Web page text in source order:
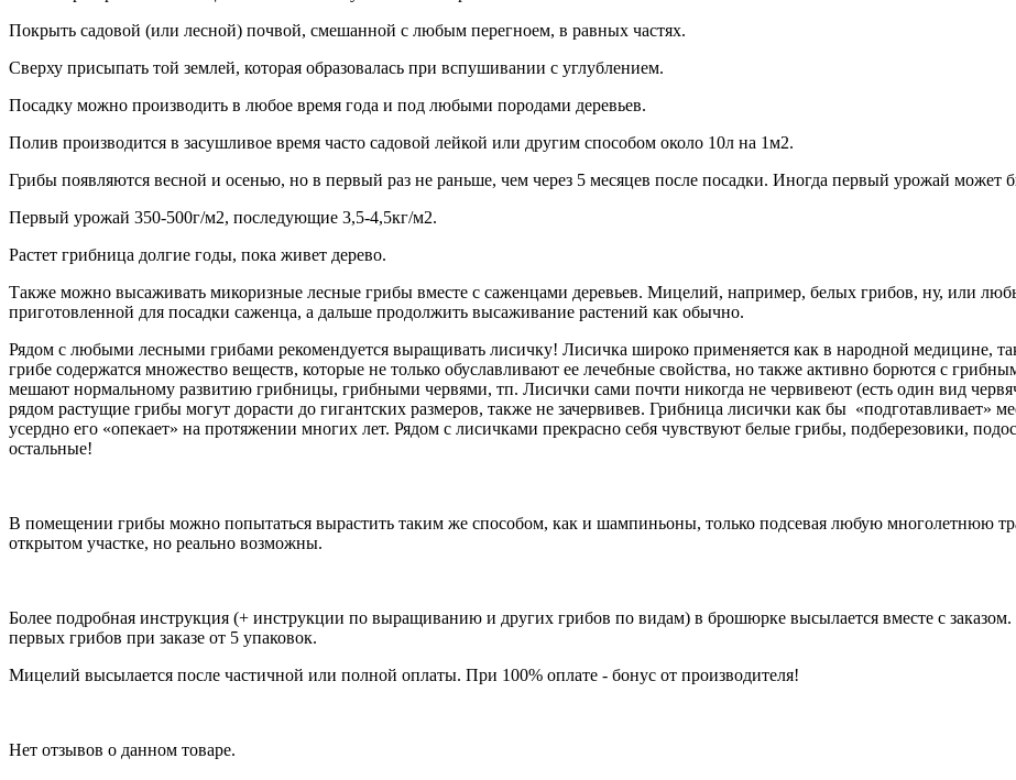
Покрыть садовой (или лесной) почвой, смешанной с любым перегноем, в равных частях.
Сверху присыпать той землей, которая образовалась при вспушивании с углублением.
Посадку можно производить в любое время года и под любыми породами деревьев.
Полив производится в засушливое время часто садовой лейкой или другим способом около 10л на 1м2.
Грибы появляются весной и осенью, но в первый раз не раньше, чем через 5 месяцев после посадки. Иногда первый урожай может
Первый урожай 350-500г/м2, последующие 3,5-4,5кг/м2.
Растет грибница долгие годы, пока живет дерево.
Также можно высаживать микоризные лесные грибы вместе с саженцами деревьев. Мицелий, например, белых грибов, ну, или
приготовленной для посадки саженца, а дальше продолжить высаживание растений как обычно.
Рядом с любыми лесными грибами рекомендуется выращивать лисичку! Лисичка широко применяется как в народной медицине,
грибе содержатся множество веществ, которые не только обуславливают ее лечебные свойства, но также активно борются с
мешают нормальному развитию грибницы, грибными червями, тп. Лисички сами почти никогда не червивеют (есть один вид
рядом растущие грибы могут дорасти до гигантских размеров, также не зачервивев. Грибница лисички как бы «подготавливает»
усердно его «опекает» на протяжении многих лет. Рядом с лисичками прекрасно себя чувствуют белые грибы, подберезовики,
остальные!
В помещении грибы можно попытаться вырастить таким же способом, как и шампиньоны, только подсевая любую многолетнюю
открытом участке, но реально возможны.
Более подробная инструкция (+ инструкции по выращиванию и других грибов по видам) в брошюрке высылается вместе с
первых грибов при заказе от 5 упаковок.
Мицелий высылается после частичной или полной оплаты. При 100% оплате - бонус от производителя!
Нет отзывов о данном товаре.